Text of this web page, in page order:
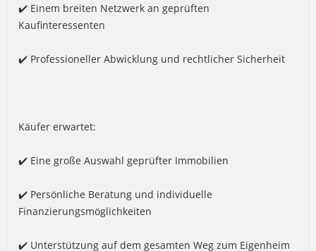
✔️ Einem breiten Netzwerk an geprüften
Kaufinteressenten
✔️ Professioneller Abwicklung und rechtlicher Sicherheit
Käufer erwartet:
✔️ Eine große Auswahl geprüfter Immobilien
✔️ Persönliche Beratung und individuelle
Finanzierungsmöglichkeiten
✔️ Unterstützung auf dem gesamten Weg zum Eigenheim